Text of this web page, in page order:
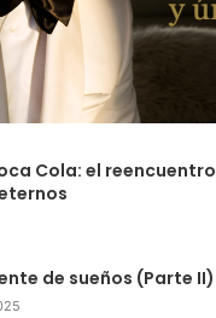
Cola: el reencuentro
de sueños (Parte II)